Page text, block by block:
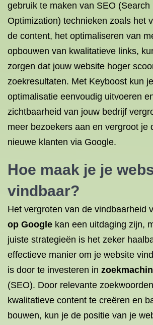
gebruik te maken van SEO (Search
Optimization) technieken zoals het
de content, het optimaliseren van
opbouwen van kwalitatieve links,
zorgen dat jouw website hoger
zoekresultaten. Met Keyboost kun
optimalisatie eenvoudig uitvoeren
zichtbaarheid van jouw bedrijf
meer bezoekers aan en vergroot je
nieuwe klanten via Google.
Hoe maak je je
vindbaar?
Het vergroten van de vindbaarheid
op Google kan een uitdaging zijn,
juiste strategieën is het zeker
effectieve manier om je website
is door te investeren in
(SEO). Door relevante
kwalitatieve content te creëren en
bouwen, kun je de positie van je